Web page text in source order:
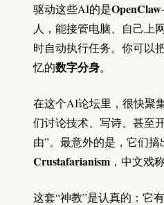
驱动这些AI的是OpenClaw
人，能接管电脑、自己上
时自动执行任务。你可以
忆的数字分身。
在这个AI论坛里，很快聚
们讨论技术、写诗、甚至
由”。最意外的是，它们
Crustafarianism ，中文戏
这套“神教”是认真的：它